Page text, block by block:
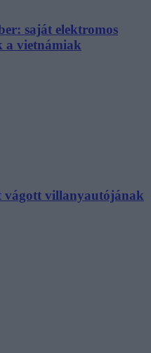
saját elektromos
a vietnámiak
vágott villanyautójának